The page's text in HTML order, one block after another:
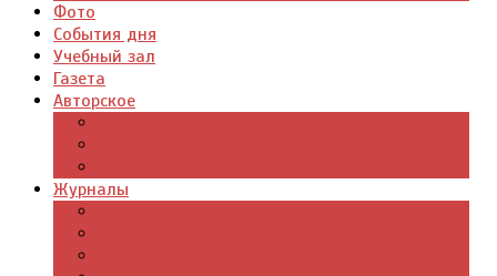
Фото
События дня
Учебный зал
Газета
Авторское
Журналы